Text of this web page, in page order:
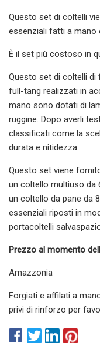
Questo set di coltelli
essenziali fatti a mano
È il set più costoso in
Questo set di coltelli di
full-tang realizzati in
mano sono dotati di
ruggine. Dopo averli
classificati come la
durata e nitidezza.
Questo set viene
un coltello multiuso da
un coltello da pane da
essenziali riposti in
portacoltelli
Prezzo al momento
Amazzonia
Forgiati e affilati a
privi di rinforzo per